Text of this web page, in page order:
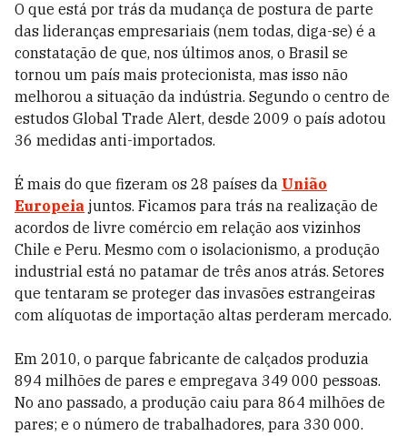
O que está por trás da mudança de postura de parte
das lideranças empresariais (nem todas, diga-se) é a
constatação de que, nos últimos anos, o Brasil se
tornou um país mais protecionista, mas isso não
melhorou a situação da indústria. Segundo o centro de
estudos Global Trade Alert, desde 2009 o país adotou
36 medidas anti-importados.
É mais do que fizeram os 28 paí­ses da União
Europeia juntos. Ficamos para trás na realização de
acordos de livre comércio em relação aos vizinhos
Chile e Peru. Mesmo com o isolacionismo, a produção
industrial está no patamar de três anos atrás. Setores
que tentaram se proteger das invasões estrangeiras
com alíquotas de importação altas perderam mercado.
Em 2010, o parque fabricante de calçados produzia
894 milhões de pares e empregava 349 000 pessoas.
No ano passado, a produção caiu para 864 milhões de
pares; e o número de trabalhadores, para 330 000.